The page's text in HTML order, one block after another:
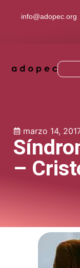
info@adopec.org
–
marzo 14,